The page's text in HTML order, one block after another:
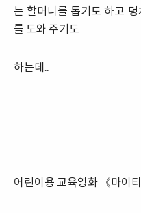
는 할머니를 돕기도 하고
를 도와 주기도
하는데..
어린이용 교육영화 《마이